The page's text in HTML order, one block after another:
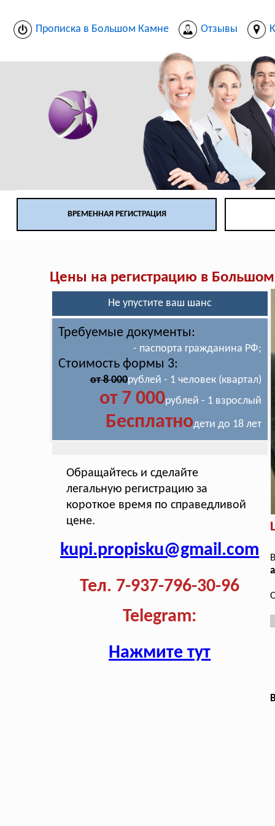
Прописка в Большом Камне Отзывы
ВРЕМЕННАЯ РЕГИСТРАЦИЯ
Цены на регистрацию в
Не упустите ваш шанс
Требуемые документы:
- паспорта гражданина РФ;
Стоимость формы 3:
от 8 000рублей - 1 человек (квартал)
от 7 000рублей - 1 взрослый
Бесплатнодети до 18 лет
Обращайтесь и сделайте
легальную регистрацию за
короткое время по справедливой
цене.
kupi.propisku@gmail.com
Тел. 7-937-796-30-96
Telegram:
Нажмите тут